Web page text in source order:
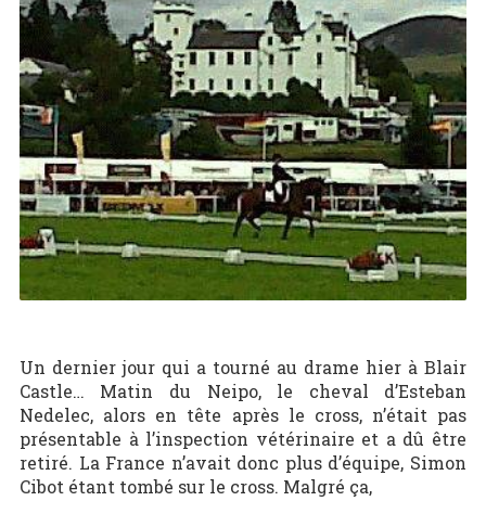
Un dernier jour qui a tourné au drame hier à Blair
Castle… Matin du Neipo, le cheval d’Esteban
Nedelec, alors en tête après le cross, n’était pas
présentable à l’inspection vétérinaire et a dû être
retiré. La France n’avait donc plus d’équipe, Simon
Cibot étant tombé sur le cross. Malgré ça,